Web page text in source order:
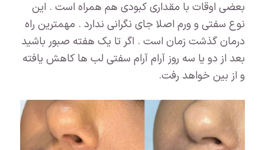
بعضی اوقات با مقداری کبودی هم همراه است . این
نوع سفتی و ورم اصلا جای نگرانی ندارد . مهمترین راه
درمان گذشت زمان است . اگر تا یک هفته صبور باشید
بعد از دو یا سه روز آرام آرام سفتی لب ها کاهش یافته
و از بین خواهد رفت.